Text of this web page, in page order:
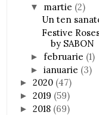
▼ martie (2)
Un ten
Festive
by SABON
►februarie (1)
►ianuarie (3)
►2020 (47)
►2019 (59)
►2018 (69)